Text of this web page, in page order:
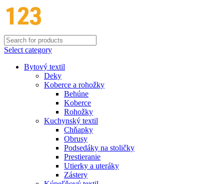
Select category
Bytový textil
Deky
Koberce a rohožky
Behúne
Koberce
Rohožky
Kuchynský textil
Chňapky
Obrusy
Podsedáky na stoličky
Prestieranie
Utierky a uteráky
Zástery